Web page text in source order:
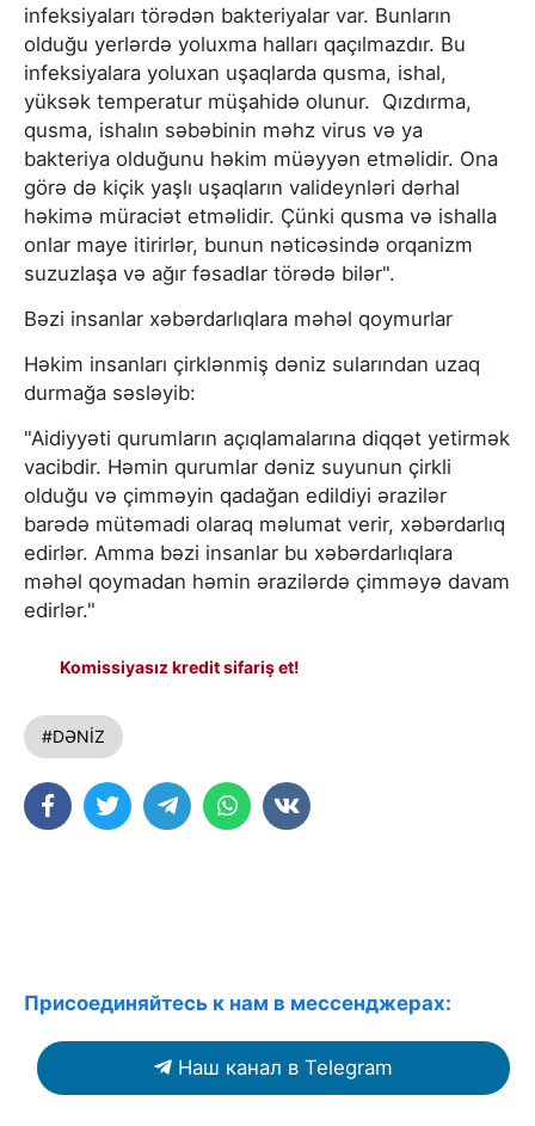
infeksiyaları törədən bakteriyalar var. Bunların
olduğu yerlərdə yoluxma halları qaçılmazdır. Bu
infeksiyalara yoluxan uşaqlarda qusma, ishal,
yüksək temperatur müşahidə olunur. Qızdırma,
qusma, ishalın səbəbinin məhz virus və ya
bakteriya olduğunu həkim müəyyən etməlidir. Ona
görə də kiçik yaşlı uşaqların valideynləri dərhal
həkimə müraciət etməlidir. Çünki qusma və ishalla
onlar maye itirirlər, bunun nəticəsində orqanizm
suzuzlaşa və ağır fəsadlar törədə bilər".
Bəzi insanlar xəbərdarlıqlara məhəl qoymurlar
Həkim insanları çirklənmiş dəniz sularından uzaq
durmağa səsləyib:
"Aidiyyəti qurumların açıqlamalarına diqqət yetirmək
vacibdir. Həmin qurumlar dəniz suyunun çirkli
olduğu və çimməyin qadağan edildiyi ərazilər
barədə mütəmadi olaraq məlumat verir, xəbərdarlıq
edirlər. Amma bəzi insanlar bu xəbərdarlıqlara
məhəl qoymadan həmin ərazilərdə çimməyə davam
edirlər."
Komissiyasız kredit sifariş et!
#DƏNİZ
Присоединяйтесь к нам в мессенджерах:
Наш канал в Telegram